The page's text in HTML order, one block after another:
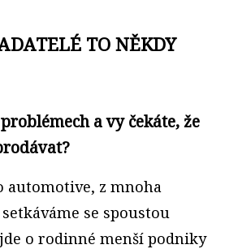
TO NĚKDY
a vy čekáte, že
automotive, z mnoha
se spoustou
o rodinné menší podniky